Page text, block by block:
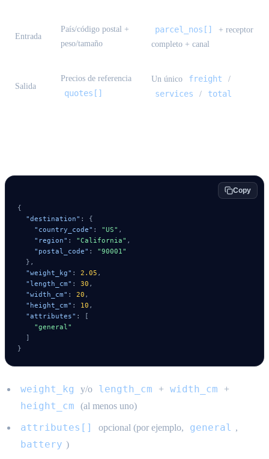
Entrada
País/código postal +
peso/tamaño
parcel_nos[]
+ receptor
completo + canal
Salida
Precios de referencia
quotes[]
Un único freight /
services / total
Copy
{
"destination" :
{
"country_code" : "US" ,
"region" : "California" ,
"postal_code" :
"90001"
} ,
"weight_kg" : 2.05 ,
"length_cm" : 30 ,
"width_cm" : 20 ,
"height_cm" : 10 ,
"attributes" :
[
"general"
]
}
weight_kg y/o length_cm + width_cm +
height_cm (al menos uno)
attributes[] opcional (por ejemplo, general ,
battery )